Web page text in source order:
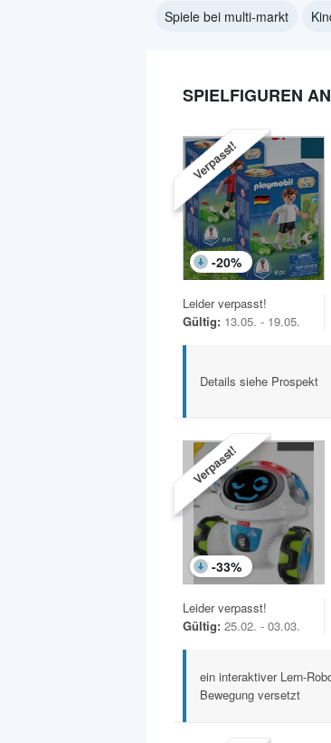
Spiele bei multi-markt
SPIELFIGUREN
Verpasst!
-20%
Leider verpasst!
Gültig: 13.05. - 19.05.
Details siehe Prospekt
Verpasst!
-33%
Leider verpasst!
Gültig: 25.02. - 03.03.
ein interaktiver Lern-
Bewegung versetzt